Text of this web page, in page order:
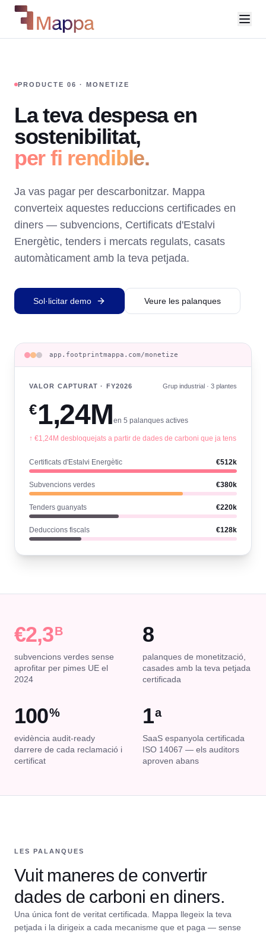
PRODUCTE 06 · MONETIZE
La teva despesa en
sostenibilitat,
per fi rendible.
Ja vas pagar per descarbonitzar. Mappa
converteix aquestes reduccions certificades en
diners — subvencions, Certificats d'Estalvi
Energètic, tenders i mercats regulats, casats
automàticament amb la teva petjada.
Sol·licitar demo Veure les palanques
app.footprintmappa.com/monetize
VALOR CAPTURAT · FY2026 Grup industrial · 3 plantes
€1,24Men 5 palanques actives
↑ €1,24M desbloquejats a partir de dades de carboni que ja tens
Certificats d'Estalvi Energètic €512k
Subvencions verdes €380k
Tenders guanyats €220k
Deduccions fiscals €128k
€2,3B
subvencions verdes sense
aprofitar per pimes UE el
2024
8
palanques de monetització,
casades amb la teva petjada
certificada
100%
evidència audit-ready
darrere de cada reclamació i
certificat
1a
SaaS espanyola certificada
ISO 14067 — els auditors
aproven abans
LES PALANQUES
Vuit maneres de convertir
dades de carboni en diners.
Una única font de veritat certificada. Mappa llegeix la teva
petjada i la dirigeix a cada mecanisme que et paga — sense